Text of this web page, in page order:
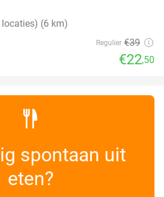
locaties) (6 km)
Regulier €39
€22,50
spontaan uit
eten?